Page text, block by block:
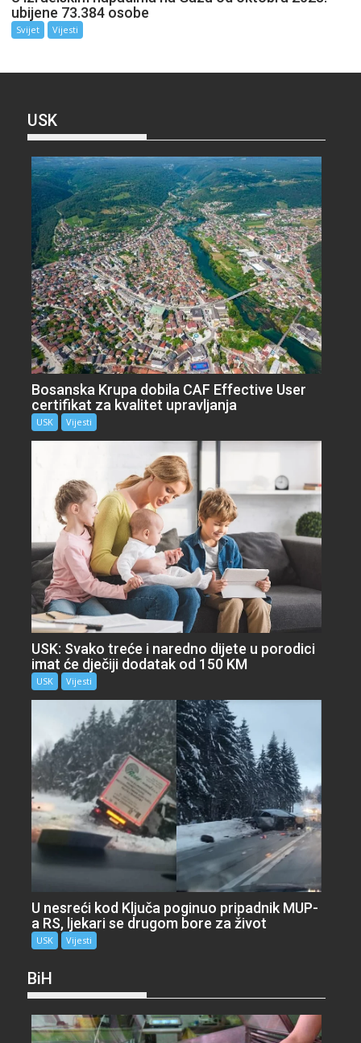
ubijene 73.384 osobe
Svijet Vijesti
USK
Bosanska Krupa dobila CAF Effective User
certifikat za kvalitet upravljanja
USK Vijesti
USK: Svako treće i naredno dijete u porodici
imat će dječiji dodatak od 150 KM
USK Vijesti
U nesreći kod Ključa poginuo pripadnik MUP-
a RS, ljekari se drugom bore za život
USK Vijesti
BiH